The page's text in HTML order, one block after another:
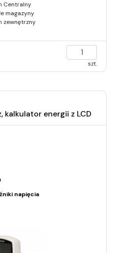
Centralny
magazyny
zewnętrzny
szt.
energii z LCD
napięcia